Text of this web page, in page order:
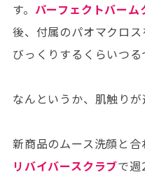
す。 パーフェクトバーム
後、付属のパオマクロス
びっくりするくらいつる
なんというか、肌触りが
新商品のムース洗顔と合
リバイバースクラブで週